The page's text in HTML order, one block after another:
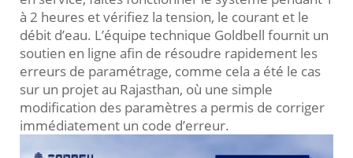
à 2 heures et vérifiez la tension, le courant et le
débit d’eau. L’équipe technique Goldbell fournit un
soutien en ligne afin de résoudre rapidement les
erreurs de paramétrage, comme cela a été le cas
sur un projet au Rajasthan, où une simple
modification des paramètres a permis de corriger
immédiatement un code d’erreur.